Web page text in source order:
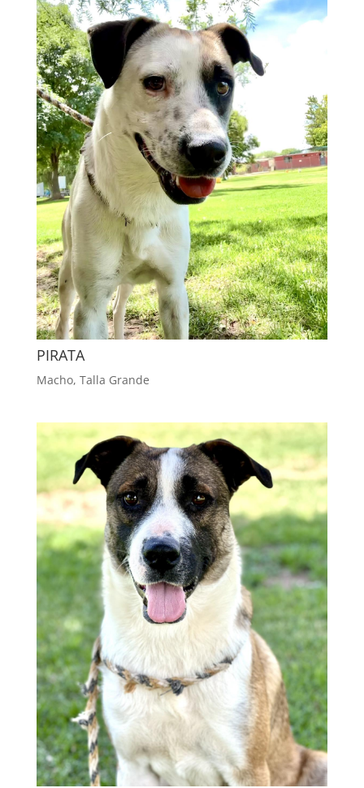
PIRATA
Macho, Talla Grande